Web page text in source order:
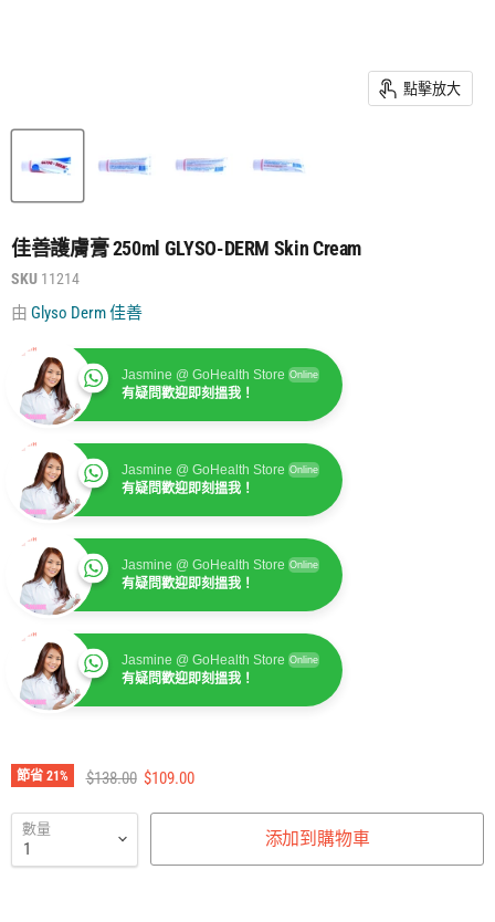
點擊放大
佳善護膚膏 250ml GLYSO-DERM Skin Cream
SKU 11214
由 Glyso Derm 佳善
Jasmine @ GoHealth Store Online
有疑問歡迎即刻搵我！
Jasmine @ GoHealth Store Online
有疑問歡迎即刻搵我！
Jasmine @ GoHealth Store Online
有疑問歡迎即刻搵我！
Jasmine @ GoHealth Store Online
有疑問歡迎即刻搵我！
有疑問歡迎即刻搵我！
節省21% 建議零售價
$138.00 售價